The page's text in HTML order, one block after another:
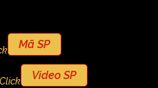
Mã SP
Video SP